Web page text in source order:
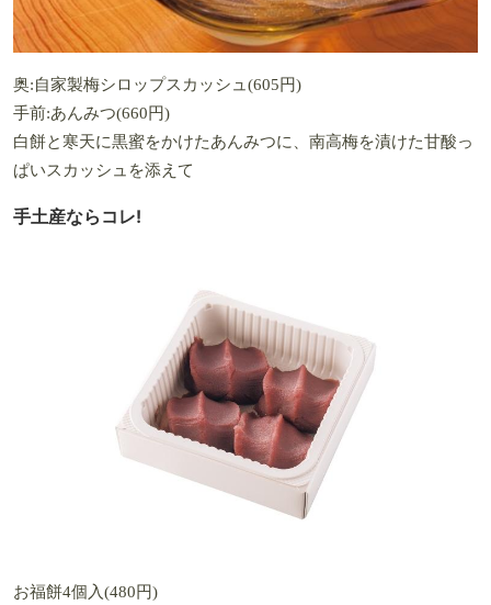
奥:自家製梅シロップスカッシュ(605円)
手前:あんみつ(660円)
白餅と寒天に黒蜜をかけたあんみつに、南高梅を漬けた甘酸っ
ぱいスカッシュを添えて
手土産ならコレ!
お福餅4個入(480円)